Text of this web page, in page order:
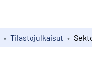
Tilastojulkaisut